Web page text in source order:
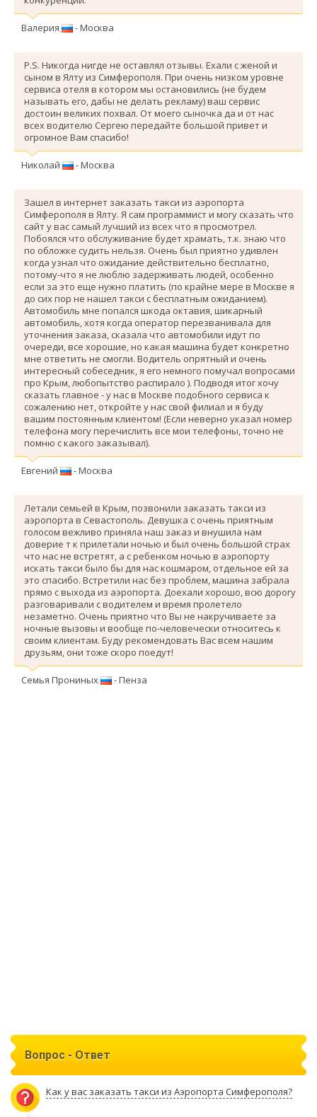
Валерия - Москва
P.S. Никогда нигде не оставлял отзывы. Ехали с женой и
сыном в Ялту из Симферополя. При очень низком уровне
сервиса отеля в котором мы остановились (не будем
называть его, дабы не делать рекламу) ваш сервис
достоин великих похвал. От моего сыночка да и от нас
всех водителю Сергею передайте большой привет и
огромное Вам спасибо!
Николай - Москва
Зашел в интернет заказать такси из аэропорта
Симферополя в Ялту. Я сам программист и могу сказать что
сайт у вас самый лучший из всех что я просмотрел.
Побоялся что обслуживание будет храмать, т.к. знаю что
по обложке судить нельзя. Очень был приятно удивлен
когда узнал что ожидание действительно бесплатно,
потому-что я не люблю задерживать людей, особенно
если за это еще нужно платить (по крайне мере в Москве я
до сих пор не нашел такси с бесплатным ожиданием).
Автомобиль мне попался шкода октавия, шикарный
автомобиль, хотя когда оператор перезванивала для
уточнения заказа, сказала что автомобили идут по
очереди, все хорошие, но какая машина будет конкретно
мне ответить не смогли. Водитель опрятный и очень
интересный собеседник, я его немного помучал вопросами
про Крым, любопытство распирало ). Подводя итог хочу
сказать главное - у нас в Москве подобного сервиса к
сожалению нет, откройте у нас свой филиал и я буду
вашим постоянным клиентом! (Если неверно указал номер
телефона могу перечислить все мои телефоны, точно не
помню с какого заказывал).
Евгений - Москва
Летали семьей в Крым, позвонили заказать такси из
аэропорта в Севастополь. Девушка с очень приятным
голосом вежливо приняла наш заказ и внушила нам
доверие т к прилетали ночью и был очень большой страх
что нас не встретят, а с ребенком ночью в аэропорту
искать такси было бы для нас кошмаром, отдельное ей за
это спасибо. Вcтретили нас без проблем, машина забрала
прямо с выхода из аэропорта. Доехали хорошо, всю дорогу
разговаривали с водителем и время пролетело
незаметно. Очень приятно что Вы не накручиваете за
ночные вызовы и вообще по-человечески относитесь к
своим клиентам. Буду рекомендовать Вас всем нашим
друзьям, они тоже скоро поедут!
Семья Прониных - Пенза
Вопрос - Ответ
Как у вас заказать такси из Аэропорта Симферополя?